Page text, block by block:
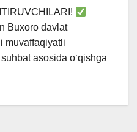
Buxoro davlat
muvaffaqiyatli
asosida o‘qishga